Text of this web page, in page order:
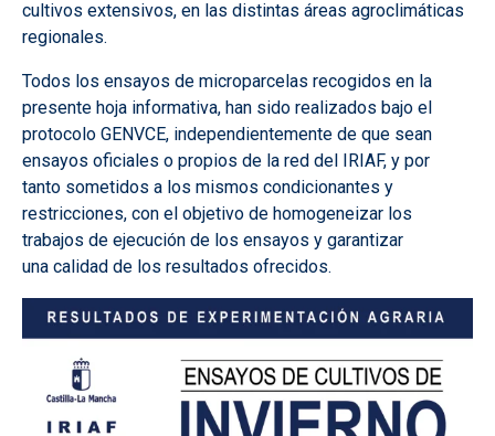
cultivos extensivos, en las distintas áreas agroclimáticas
regionales.
Todos los ensayos de microparcelas recogidos en la
presente hoja informativa, han sido realizados bajo el
protocolo GENVCE, independientemente de que sean
ensayos oficiales o propios de la red del IRIAF, y por
tanto sometidos a los mismos condicionantes y
restricciones, con el objetivo de homogeneizar los
trabajos de ejecución de los ensayos y garantizar
una calidad de los resultados ofrecidos.